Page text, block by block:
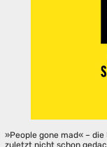
»People gone mad« –
zuletzt nicht schon